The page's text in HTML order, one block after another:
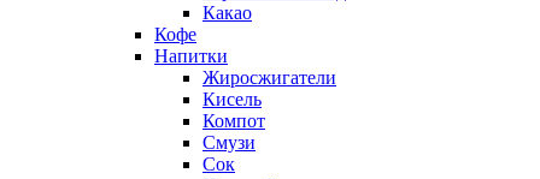
Какао
Кофе
Напитки
Жиросжигатели
Кисель
Компот
Смузи
Сок